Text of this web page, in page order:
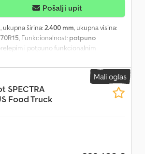
Pošalji upit
, ukupna širina:2.400 mm, ukupna visina:
, Funkcionalnost: potpuno
i potpuno funkcionalnim
i tehniku, ocarinjen, oporezovan i
aluminijumski omotač je u veoma
– Knott tandem osovinski agregat
- Nova kočiona naprava sa vezom
12 V svetla za vožnju - Izrada
3000VA, 230V na 110V –
uključujući test plina – novo
Rezervoari za vodu sa spoljnim
na razvlačenje - Skalpajući sto - Tenda
pravo na greške, izmene i
Mali oglas
SPECTRA
Food Truck